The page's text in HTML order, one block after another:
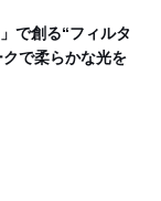
で創る“フィルタ
で柔らかな光を